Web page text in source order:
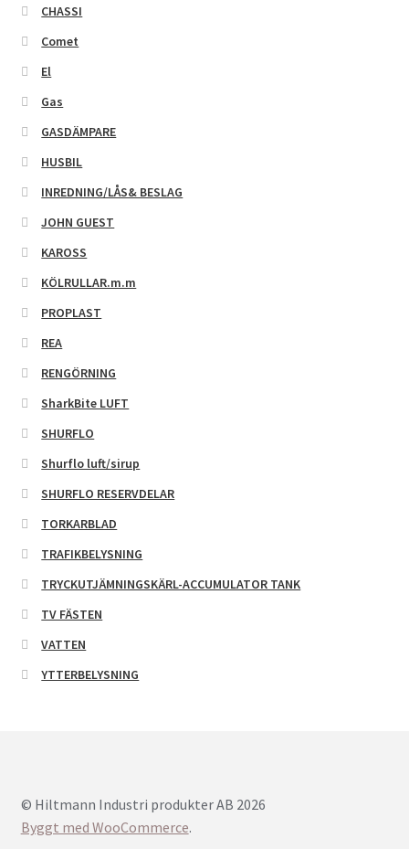
CHASSI
Comet
El
Gas
GASDÄMPARE
HUSBIL
INREDNING/LÅS& BESLAG
JOHN GUEST
KAROSS
KÖLRULLAR.m.m
PROPLAST
REA
RENGÖRNING
SharkBite LUFT
SHURFLO
Shurflo luft/sirup
SHURFLO RESERVDELAR
TORKARBLAD
TRAFIKBELYSNING
TRYCKUTJÄMNINGSKÄRL-ACCUMULATOR TANK
TV FÄSTEN
VATTEN
YTTERBELYSNING
© Hiltmann Industri produkter AB 2026
Byggt med WooCommerce.